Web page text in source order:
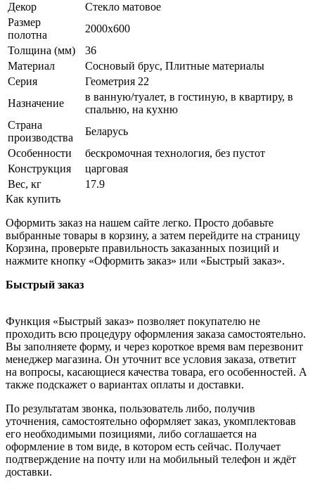
Декор
Стекло матовое
Размер
полотна
2000x600
Толщина (мм)
36
Материал
Сосновый брус, Плитные материалы
Серия
Геометрия 22
Назначение
в ванную/туалет, в гостиную, в квартиру, в
спальню, на кухню
Страна
производства
Беларусь
Особенности
бескромочная технология, без пустот
Конструкция
царговая
Вес, кг
17.9
Как купить
Оформить заказ на нашем сайте легко. Просто добавьте
выбранные товары в корзину, а затем перейдите на страницу
Корзина, проверьте правильность заказанных позиций и
нажмите кнопку «Оформить заказ» или «Быстрый заказ».
Быстрый заказ
Функция «Быстрый заказ» позволяет покупателю не
проходить всю процедуру оформления заказа самостоятельно.
Вы заполняете форму, и через короткое время вам перезвонит
менеджер магазина. Он уточнит все условия заказа, ответит
на вопросы, касающиеся качества товара, его особенностей. А
также подскажет о вариантах оплаты и доставки.
По результатам звонка, пользователь либо, получив
уточнения, самостоятельно оформляет заказ, укомплектовав
его необходимыми позициями, либо соглашается на
оформление в том виде, в котором есть сейчас. Получает
подтверждение на почту или на мобильный телефон и ждёт
доставки.